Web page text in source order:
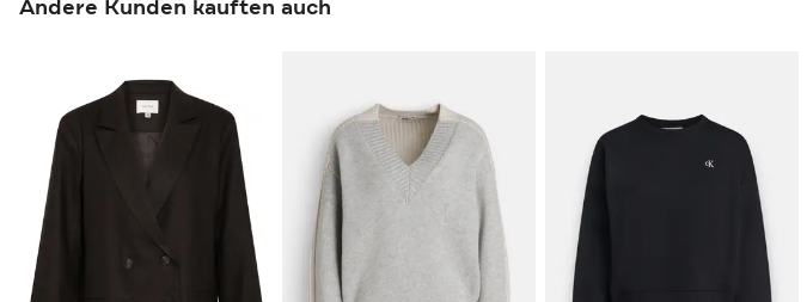
Andere Kunden kauften auch